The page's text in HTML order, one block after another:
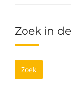
Zoek in
Zoek